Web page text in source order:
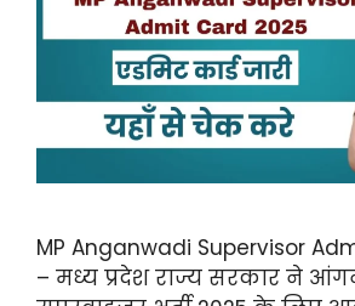
MP Anganwadi Supervisor
– मध्य प्रदेश राज्य सरकार ने